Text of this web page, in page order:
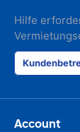
Hilfe
Account